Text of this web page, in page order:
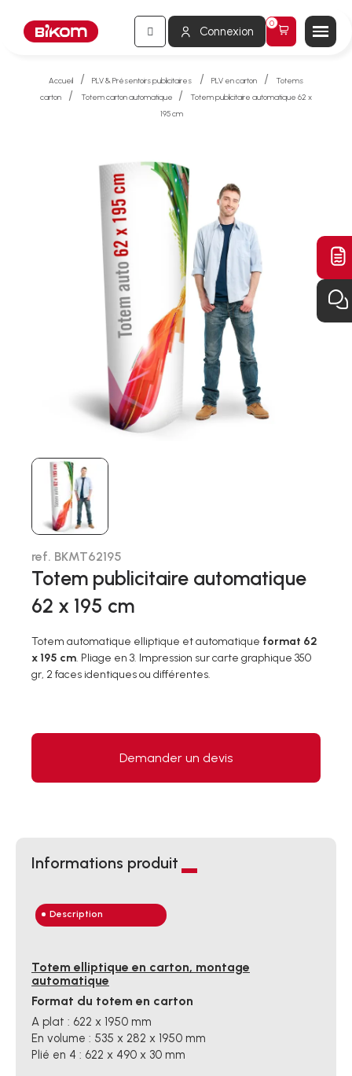
Connexion
Accueil PLV & Présentoirs publicitaires PLV en carton
Totems
carton
Totem carton automatique
Totem publicitaire automatique 62 x
195 cm
ref. BKMT62195
Totem publicitaire automatique
62 x 195 cm
Totem automatique elliptique et automatique format 62
x 195 cm. Pliage en 3. Impression sur carte graphique 350
gr, 2 faces identiques ou différentes.
Demander un devis
Informations produit
Description
Totem elliptique en carton, montage
automatique
Format du totem en carton
A plat : 622 x 1950 mm
En volume : 535 x 282 x 1950 mm
Plié en 4 : 622 x 490 x 30 mm